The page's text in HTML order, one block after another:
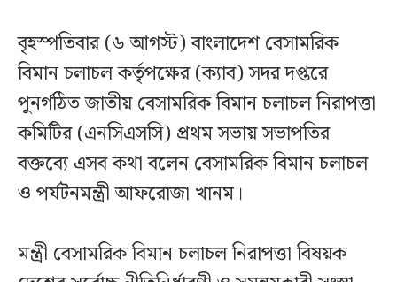
বৃহস্পতিবার (৬ আগস্ট) বাংলাদেশ বেসামরিক
বিমান চলাচল কর্তৃপক্ষের (ক্যাব) সদর দপ্তরে
পুনর্গঠিত জাতীয় বেসামরিক বিমান চলাচল নিরাপত্তা
কমিটির (এনসিএসসি) প্রথম সভায় সভাপতির
বক্তব্যে এসব কথা বলেন বেসামরিক বিমান চলাচল
ও পর্যটনমন্ত্রী আফরোজা খানম।
মন্ত্রী বেসামরিক বিমান চলাচল নিরাপত্তা বিষয়ক